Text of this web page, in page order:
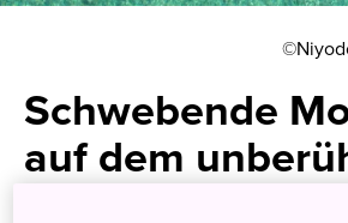
Schwebende
auf dem